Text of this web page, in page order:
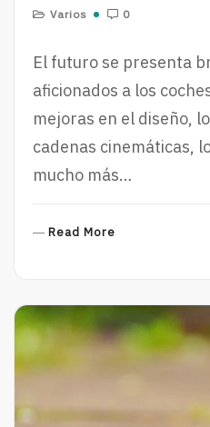
Varios 0
El futuro se presenta
aficionados a los
mejoras en el diseño,
cadenas cinemáticas,
mucho más…
Read More
O